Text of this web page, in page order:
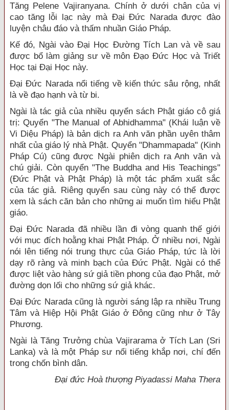
Tăng Pelene Vajiranyana. Chính ở dưới chân của vị
cao tăng lỗi lạc này mà Đại Đức Narada được đào
luyện châu đáo và thấm nhuần Giáo Pháp.
Kế đó, Ngài vào Đại Học Đường Tích Lan và về sau
được bổ làm giảng sư về môn Đạo Đức Học và Triết
Học tại Đại Học này.
Đại Đức Narada nổi tiếng về kiến thức sâu rộng, nhất
là về đạo hạnh và từ bi.
Ngài là tác giả của nhiều quyển sách Phật giáo cô giá
trị: Quyển "The Manual of Abhidhamma" (Khái luận về
Vi Diệu Pháp) là bản dịch ra Anh văn phần uyên thâm
nhất của giáo lý nhà Phật. Quyển "Dhammapada" (Kinh
Pháp Cú) cũng được Ngài phiên dịch ra Anh văn và
chú giải. Còn quyển "The Buddha and His Teachings"
(Đức Phật và Phật Pháp) là một tác phẩm xuất sắc
của tác giả. Riêng quyển sau cùng này có thể được
xem là sách căn bản cho những ai muốn tìm hiểu Phật
giáo.
Đại Đức Narada đã nhiều lần đi vòng quanh thế giới
với mục đích hoằng khai Phật Pháp. Ở nhiều nơi, Ngài
nói lên tiếng nói trung thực của Giáo Pháp, tức là lời
dạy rõ ràng và minh bạch của Đức Phật. Ngài có thể
được liệt vào hàng sứ giả tiền phong của đạo Phật, mở
đường dọn lối cho những sứ giả khác.
Đại Đức Narada cũng là người sáng lập ra nhiều Trung
Tâm và Hiệp Hội Phật Giáo ở Đông cũng như ở Tây
Phương.
Ngài là Tăng Trưởng chùa Vajirarama ở Tích Lan (Sri
Lanka) và là một Pháp sư nổi tiếng khắp nơi, chí đến
trong chốn bình dân.
Đại đức Hoà thượng Piyadassi Maha Thera